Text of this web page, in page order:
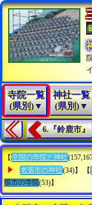
寺院一覧
(県別)▼
神社一覧
(県別)▼
6.『鈴鹿市』
【 全国の寺院と神社
名張市の神社(34)】 【
張市の寺院(53)】